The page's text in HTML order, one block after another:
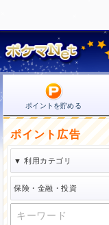
ポイントを貯める
ポイント広告